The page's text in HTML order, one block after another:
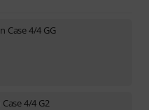
Case 4/4 GG
4/4 G2